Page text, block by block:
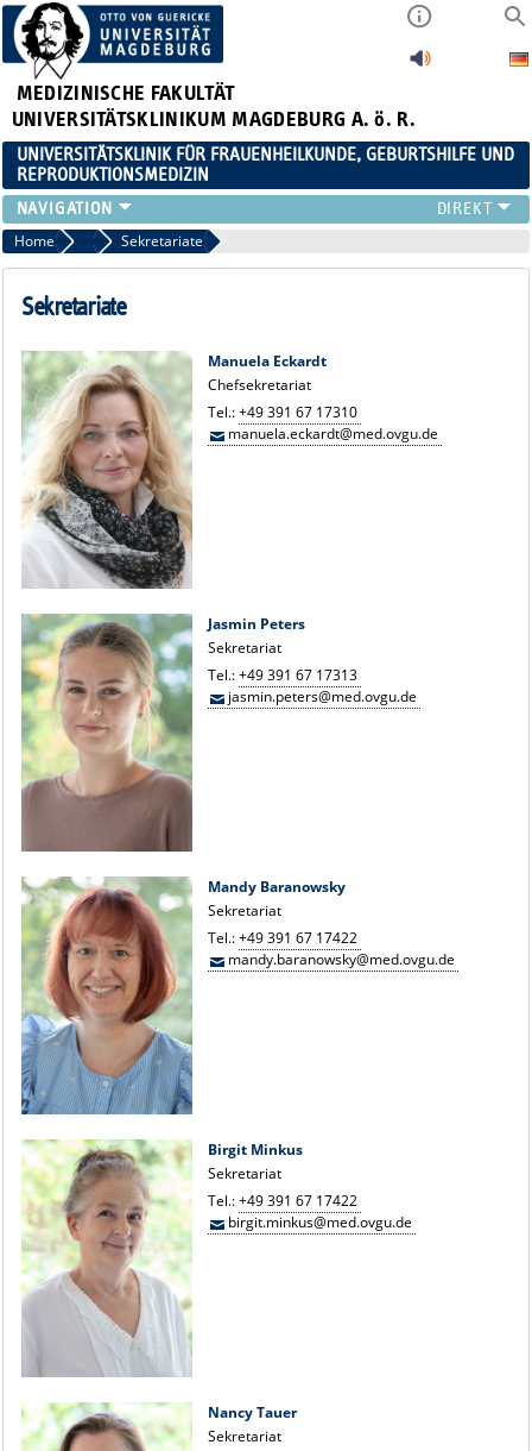
MEDIZINISCHE FAKULTÄT
UNIVERSITÄTSKLINIKUM MAGDEBURG A. ö. R.
UNIVERSITÄTSKLINIK FÜR FRAUENHEILKUNDE, GEBURTSHILFE UND
REPRODUKTIONSMEDIZIN
KLINIK
SPRECHSTUNDEN
TEAM
FORSCHUNGSSCHWERPUNKTE
FORTBILDUNGEN
NEWS
Home Team Sekretariate
Sekretariate
Manuela Eckardt
Chefsekretariat
Tel.:+49 391 67 17310
manuela.eckardt@med.ovgu.de
Jasmin Peters
Sekretariat
Tel.:+49 391 67 17313
jasmin.peters@med.ovgu.de
Mandy Baranowsky
Sekretariat
Tel.:+49 391 67 17422
mandy.baranowsky@med.ovgu.de
Birgit Minkus
Sekretariat
Tel.:+49 391 67 17422
birgit.minkus@med.ovgu.de
Nancy Tauer
Sekretariat